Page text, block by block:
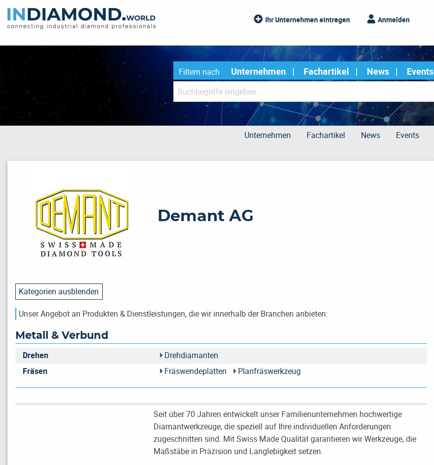
Ihr Unternehmen eintragen Anmelden
Filtern nach Unternehmen Fachartikel News
Events
Unternehmen Fachartikel News Events
Demant AG
Kategorien ausblenden
Unser Angebot an Produkten & Dienstleistungen, die wir innerhalb der Branchen anbieten:
Metall & Verbund
Drehen
Drehdiamanten
Fräsen
Fräswendeplatten Planfräswerkzeug
Seit über 70 Jahren entwickelt unser Familienunternehmen hochwertige
Diamantwerkzeuge, die speziell auf Ihre individuellen Anforderungen
zugeschnitten sind. Mit Swiss Made Qualität garantieren wir Werkzeuge, die
Maßstäbe in Präzision und Langlebigkeit setzen.